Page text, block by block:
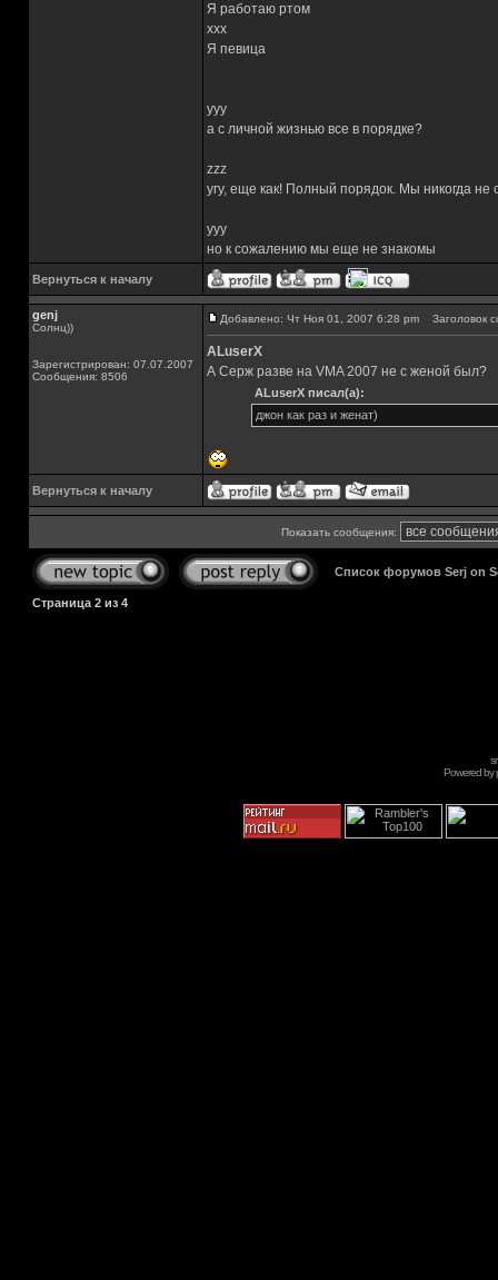
Я работаю ртом
xxx
Я певица
yyy
а с личной жизнью все в порядке?
zzz
угу, еще как! Полный порядок. Мы никогда
yyy
но к сожалению мы еще не знакомы
Вернуться к началу
genj
Солнц))
Зарегистрирован: 07.07.2007
Сообщения: 8506
Добавлено: Чт Ноя 01, 2007 6:28 pm Заголовок
ALuserX
А Серж разве на VMA 2007 не с женой был?
ALuserX писал(а):
джон как раз и женат)
Вернуться к началу
Показать сообщения:
Список форумов Serj on
Страница 2 из 4
Powered by